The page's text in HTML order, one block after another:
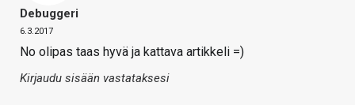
Debuggeri
6.3.2017
No olipas taas hyvä ja kattava artikkeli =)
Kirjaudu sisään vastataksesi